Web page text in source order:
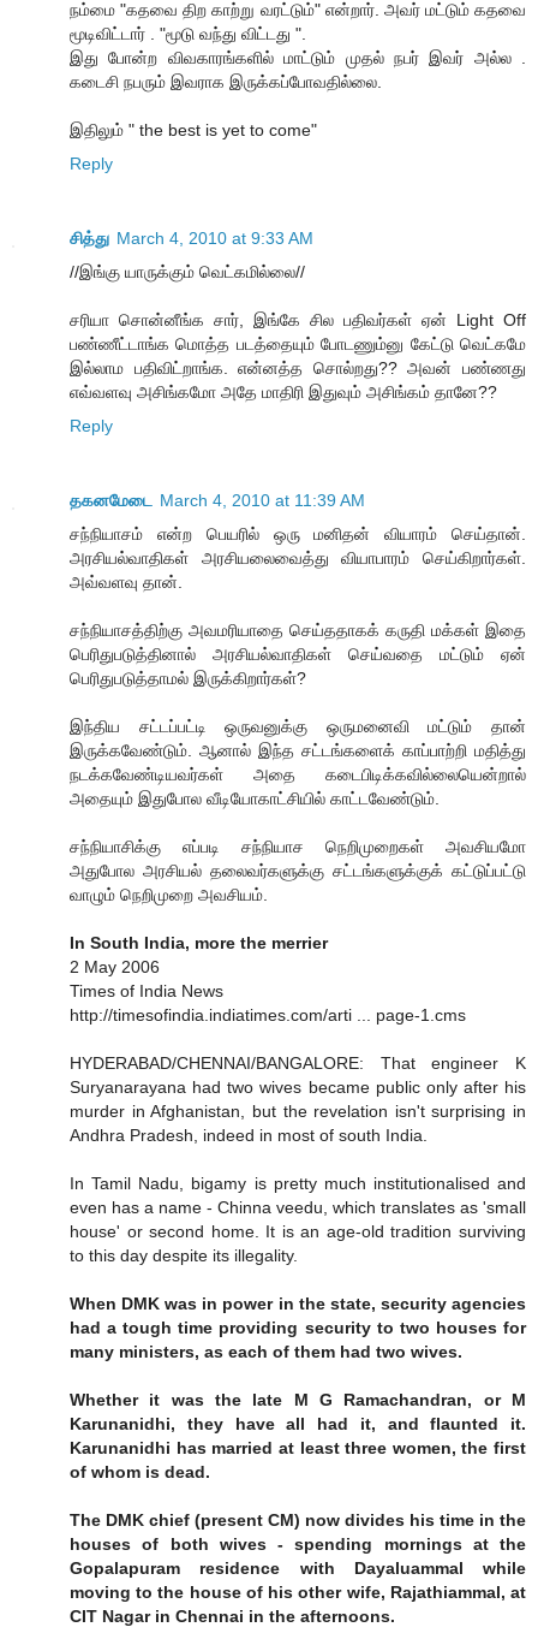
நம்மை "கதவை திற காற்று வரட்டும்" என்றார். அவர் மட்டும் கதவை
மூடிவிட்டார் . "மூடு வந்து விட்டது ".
இது போன்ற விவகாரங்களில் மாட்டும் முதல் நபர் இவர் அல்ல .
கடைசி நபரும் இவராக இருக்கப்போவதில்லை.
இதிலும் " the best is yet to come"
Reply
சித்து March 4, 2010 at 9:33 AM
//இங்கு யாருக்கும் வெட்கமில்லை//
சரியா சொன்னீங்க சார், இங்கே சில பதிவர்கள் ஏன் Light Off
பண்ணீட்டாங்க மொத்த படத்தையும் போடணும்னு கேட்டு வெட்கமே
இல்லாம பதிவிட்றாங்க. என்னத்த சொல்றது?? அவன் பண்ணது
எவ்வளவு அசிங்கமோ அதே மாதிரி இதுவும் அசிங்கம் தானே??
Reply
தகனமேடை
March 4, 2010 at 11:39 AM
சந்நியாசம் என்ற பெயரில் ஒரு மனிதன் வியாரம் செய்தான்.
அரசியல்வாதிகள் அரசியலைவைத்து வியாபாரம் செய்கிறார்கள்.
அவ்வளவு தான்.
சந்நியாசத்திற்கு அவமரியாதை செய்ததாகக் கருதி மக்கள் இதை
பெரிதுபடுத்தினால் அரசியல்வாதிகள் செய்வதை மட்டும் ஏன்
பெரிதுபடுத்தாமல் இருக்கிறார்கள்?
இந்திய சட்டப்பட்டி ஒருவனுக்கு ஒருமனைவி மட்டும் தான்
இருக்கவேண்டும். ஆனால் இந்த சட்டங்களைக் காப்பாற்றி மதித்து
நடக்கவேண்டியவர்கள் அதை கடைபிடிக்கவில்லையென்றால்
அதையும் இதுபோல வீடியோகாட்சியில் காட்டவேண்டும்.
சந்நியாசிக்கு எப்படி சந்நியாச நெறிமுறைகள் அவசியமோ
அதுபோல அரசியல் தலைவர்களுக்கு சட்டங்களுக்குக் கட்டுப்பட்டு
வாழும் நெறிமுறை அவசியம்.
In South India, more the merrier
2 May 2006
Times of India News
http://timesofindia.indiatimes.com/arti ... page-1.cms
HYDERABAD/CHENNAI/BANGALORE: That engineer K
Suryanarayana had two wives became public only after his
murder in Afghanistan, but the revelation isn't surprising in
Andhra Pradesh, indeed in most of south India.
In Tamil Nadu, bigamy is pretty much institutionalised and
even has a name - Chinna veedu, which translates as 'small
house' or second home. It is an age-old tradition surviving
to this day despite its illegality.
When DMK was in power in the state, security agencies
had a tough time providing security to two houses for
many ministers, as each of them had two wives.
Whether it was the late M G Ramachandran, or M
Karunanidhi, they have all had it, and flaunted it.
Karunanidhi has married at least three women, the first
of whom is dead.
The DMK chief (present CM) now divides his time in the
houses of both wives - spending mornings at the
Gopalapuram residence with Dayaluammal while
moving to the house of his other wife, Rajathiammal, at
CIT Nagar in Chennai in the afternoons.